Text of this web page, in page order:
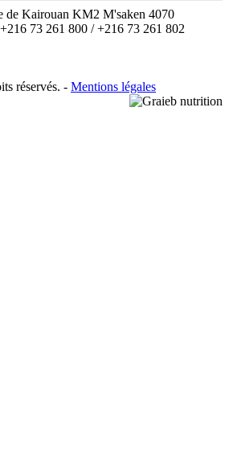
de Kairouan KM2 M'saken 4070
73 261 800 / +216 73 261 802
réservés. - Mentions légales